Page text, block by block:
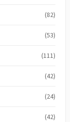
(82)
(53)
(111)
(42)
(24)
(42)